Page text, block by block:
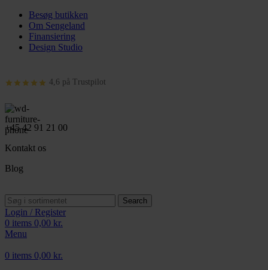
Besøg butikken
Om Sengeland
Finansiering
Design Studio
4,6 på Trustpilot
+45 42 91 21 00
Kontakt os
Blog
Search
Login / Register
0 items 0,00 kr.
Menu
0 items 0,00 kr.